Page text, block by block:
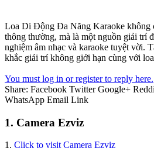
Loa Di Động Đa Năng Karaoke không
thông thường, mà là một nguồn giải trí
nghiệm âm nhạc và karaoke tuyệt vời.
khắc giải trí không giới hạn cùng với
You must log in or register to reply here.
Share: Facebook Twitter Google+
WhatsApp Email Link
1. Camera Ezviz
1. Click to visit Camera Ezviz